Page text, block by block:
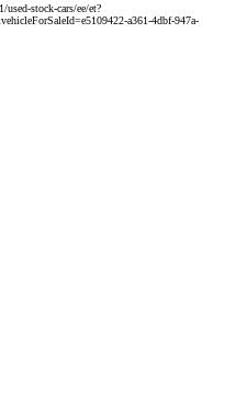
stock-cars/ee/et?
a361-4dbf-947a-